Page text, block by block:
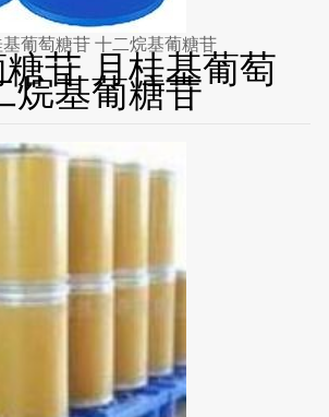
葡萄糖苷 十二烷基葡糖苷
糖苷 月桂基葡萄
烷基葡糖苷